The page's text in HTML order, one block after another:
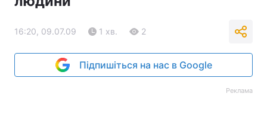
16:20, 09.07.09 1 хв. 2
Підпишіться на нас в Google
Реклама